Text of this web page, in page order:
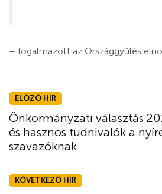
– fogalmazott az Országgyűlés
ELŐZŐ HÍR
Önkormányzati választás
és hasznos tudnivalók a
szavazóknak
KÖVETKEZŐ HÍR